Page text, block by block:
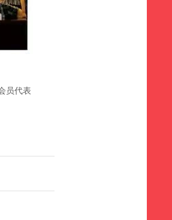
员代表